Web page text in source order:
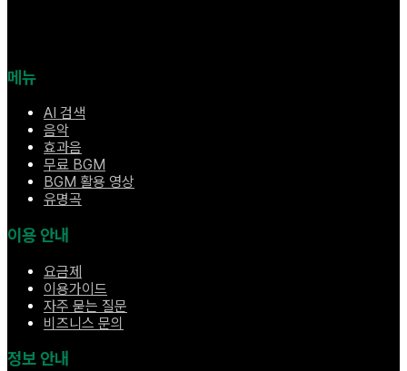
메뉴
AI 검색
음악
효과음
무료 BGM
BGM 활용 영상
유명곡
이용 안내
요금제
이용가이드
자주 묻는 질문
비즈니스 문의
정보 안내